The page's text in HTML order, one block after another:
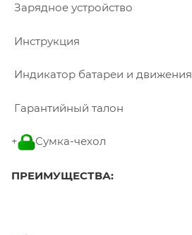
Зарядное устройство
Инструкция
Индикатор батареи и движения
Гарантийный талон
+ Сумка-чехол
ПРЕИМУЩЕСТВА: